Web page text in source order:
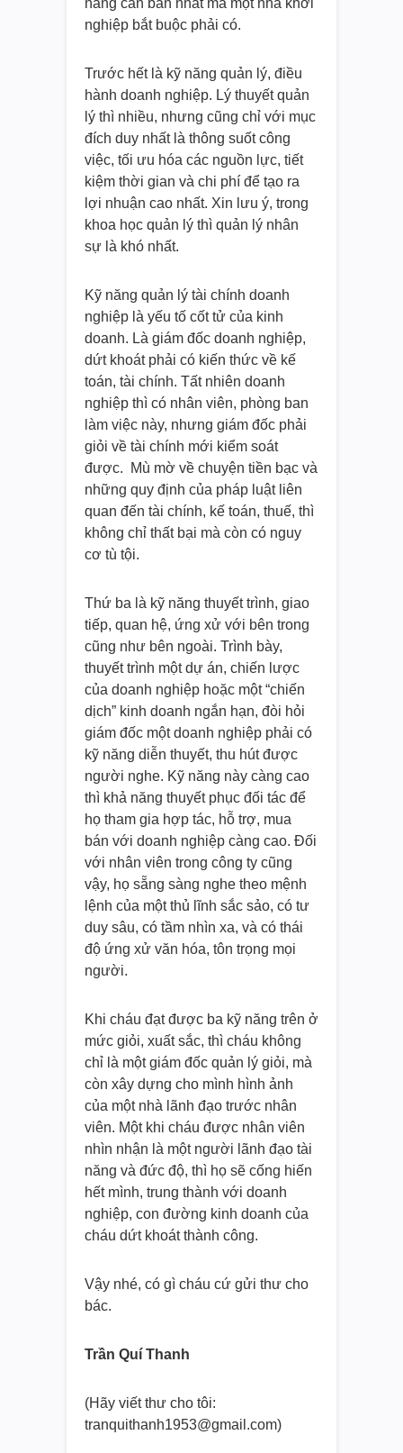
nghiệp bắt buộc phải có.
Trước hết là kỹ năng quản lý, điều
hành doanh nghiệp. Lý thuyết quản
lý thì nhiều, nhưng cũng chỉ với mục
đích duy nhất là thông suốt công
việc, tối ưu hóa các nguồn lực, tiết
kiệm thời gian và chi phí để tạo ra
lợi nhuận cao nhất. Xin lưu ý, trong
khoa học quản lý thì quản lý nhân
sự là khó nhất.
Kỹ năng quản lý tài chính doanh
nghiệp là yếu tố cốt tử của kinh
doanh. Là giám đốc doanh nghiệp,
dứt khoát phải có kiến thức về kế
toán, tài chính. Tất nhiên doanh
nghiệp thì có nhân viên, phòng ban
làm việc này, nhưng giám đốc phải
giỏi về tài chính mới kiểm soát
được. Mù mờ về chuyện tiền bạc và
những quy định của pháp luật liên
quan đến tài chính, kế toán, thuế, thì
không chỉ thất bại mà còn có nguy
cơ tù tội.
Thứ ba là kỹ năng thuyết trình, giao
tiếp, quan hệ, ứng xử với bên trong
cũng như bên ngoài. Trình bày,
thuyết trình một dự án, chiến lược
của doanh nghiệp hoặc một “chiến
dịch” kinh doanh ngắn hạn, đòi hỏi
giám đốc một doanh nghiệp phải có
kỹ năng diễn thuyết, thu hút được
người nghe. Kỹ năng này càng cao
thì khả năng thuyết phục đối tác để
họ tham gia hợp tác, hỗ trợ, mua
bán với doanh nghiệp càng cao. Đối
với nhân viên trong công ty cũng
vậy, họ sẵng sàng nghe theo mệnh
lệnh của một thủ lĩnh sắc sảo, có tư
duy sâu, có tầm nhìn xa, và có thái
độ ứng xử văn hóa, tôn trọng mọi
người.
Khi cháu đạt được ba kỹ năng trên ở
mức giỏi, xuất sắc, thì cháu không
chỉ là một giám đốc quản lý giỏi, mà
còn xây dựng cho mình hình ảnh
của một nhà lãnh đạo trước nhân
viên. Một khi cháu được nhân viên
nhìn nhận là một người lãnh đạo tài
năng và đức độ, thì họ sẽ cống hiến
hết mình, trung thành với doanh
nghiệp, con đường kinh doanh của
cháu dứt khoát thành công.
Vậy nhé, có gì cháu cứ gửi thư cho
bác.
Trần Quí Thanh
(Hãy viết thư cho tôi:
tranquithanh1953@gmail.com)